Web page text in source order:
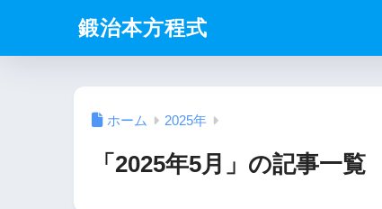
鍛治本方程式
ホーム 2025年
「2025年5月」の記事一覧